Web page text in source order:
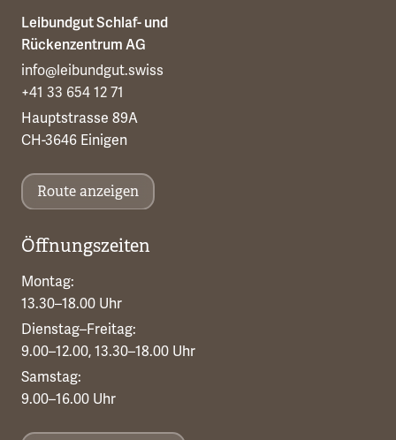
Leibundgut Schlaf- und
Rückenzentrum AG
info@leibundgut.swiss
+41 33 654 12 71
Hauptstrasse 89A
CH-3646 Einigen
Route anzeigen
Öffnungszeiten
Montag:
13.30–18.00 Uhr
Dienstag–Freitag:
9.00–12.00, 13.30–18.00 Uhr
Samstag:
9.00–16.00 Uhr